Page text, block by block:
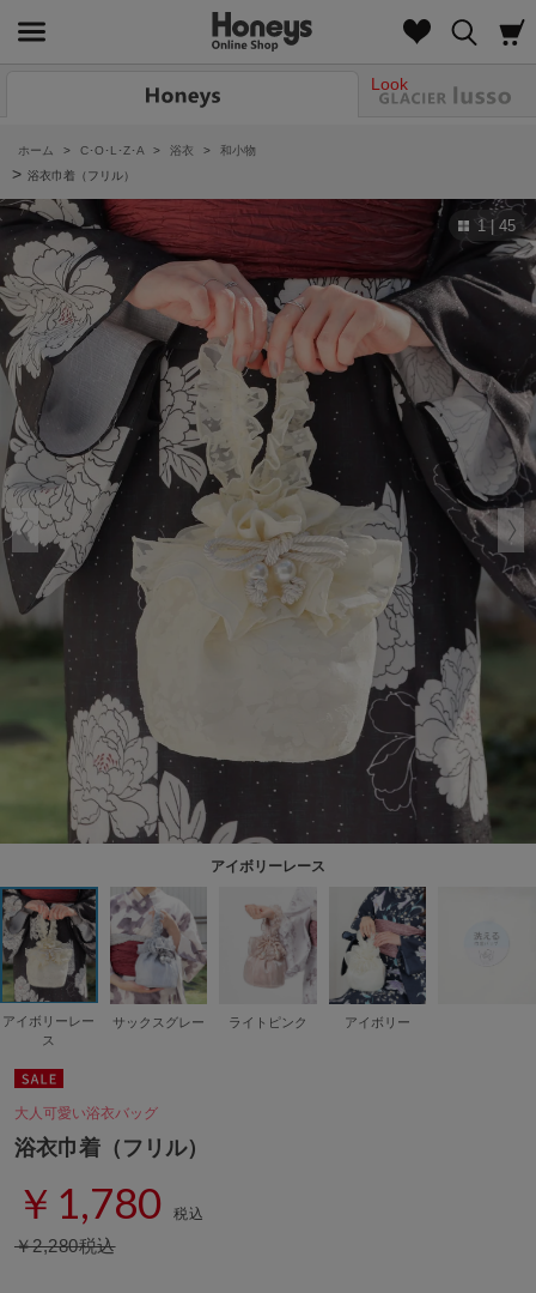
Look
ホーム > C･O･L･Z･A > 浴衣 > 和小物
> 浴衣巾着（フリル）
1 | 45
アイボリーレース
アイボリーレー
ス
サックスグレー ライトピンク アイボリー
大人可愛い浴衣バッグ
浴衣巾着（フリル）
￥1,780 税込
￥2,280税込